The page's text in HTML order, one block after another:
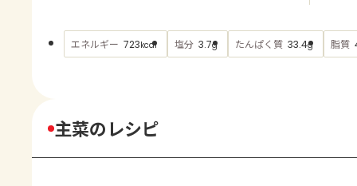
エネルギー 723kcal 塩分 3.7g たんぱく質 33.4g 脂質
主菜のレシピ